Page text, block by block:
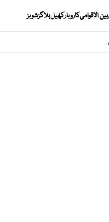
بین الاقوامیکاروبارکھیلبلاگزشوبز